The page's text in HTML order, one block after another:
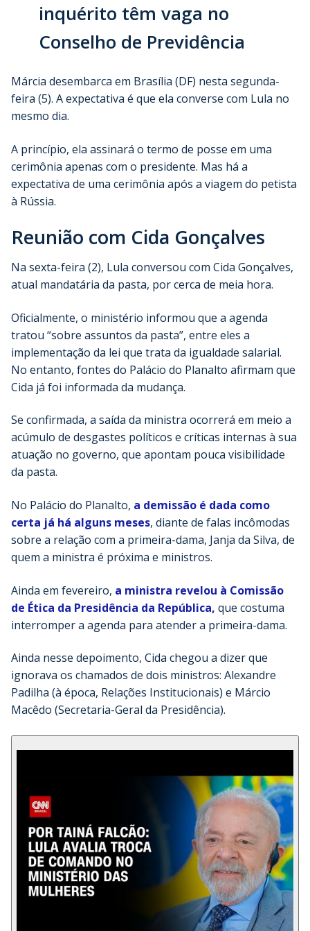
inquérito têm vaga no
Conselho de Previdência
Márcia desembarca em Brasília (DF) nesta segunda-
feira (5). A expectativa é que ela converse com Lula no
mesmo dia.
A princípio, ela assinará o termo de posse em uma
cerimônia apenas com o presidente. Mas há a
expectativa de uma cerimônia após a viagem do petista
à Rússia.
Reunião com Cida Gonçalves
Na sexta-feira (2), Lula conversou com Cida Gonçalves,
atual mandatária da pasta, por cerca de meia hora.
Oficialmente, o ministério informou que a agenda
tratou “sobre assuntos da pasta”, entre eles a
implementação da lei que trata da igualdade salarial.
No entanto, fontes do Palácio do Planalto afirmam que
Cida já foi informada da mudança.
Se confirmada, a saída da ministra ocorrerá em meio a
acúmulo de desgastes políticos e críticas internas à sua
atuação no governo, que apontam pouca visibilidade
da pasta.
No Palácio do Planalto, a demissão é dada como
certa já há alguns meses, diante de falas incômodas
sobre a relação com a primeira-dama, Janja da Silva, de
quem a ministra é próxima e ministros.
Ainda em fevereiro, a ministra revelou à Comissão
de Ética da Presidência da República, que costuma
interromper a agenda para atender a primeira-dama.
Ainda nesse depoimento, Cida chegou a dizer que
ignorava os chamados de dois ministros: Alexandre
Padilha (à época, Relações Institucionais) e Márcio
Macêdo (Secretaria-Geral da Presidência).